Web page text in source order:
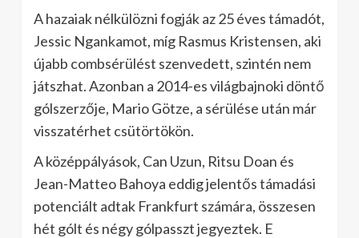
A hazaiak nélkülözni fogják az 25 éves támadót,
Jessic Ngankamot, míg Rasmus Kristensen, aki
újabb combsérülést szenvedett, szintén nem
játszhat. Azonban a 2014-es világbajnoki döntő
gólszerzője, Mario Götze, a sérülése után már
visszatérhet csütörtökön.
A középpályások, Can Uzun, Ritsu Doan és
Jean-Matteo Bahoya eddig jelentős támadási
potenciált adtak Frankfurt számára, összesen
hét gólt és négy gólpasszt jegyeztek. E